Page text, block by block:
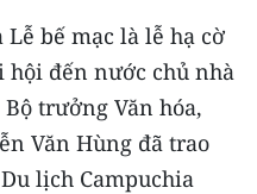
bế mạc là lễ hạ cờ
hội đến nước chủ nhà
Bộ trưởng Văn hóa,
Văn Hùng đã trao
lịch Campuchia